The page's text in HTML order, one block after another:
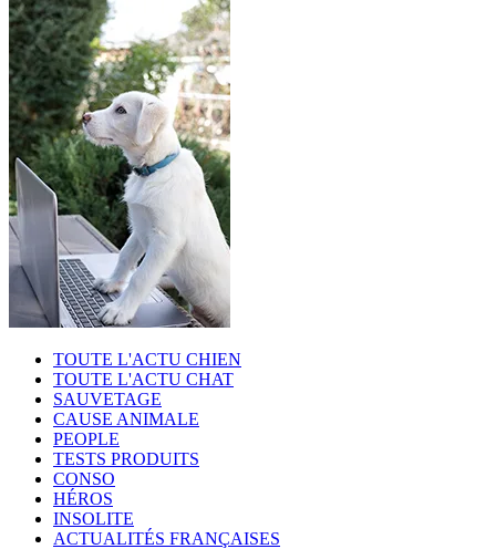
TOUTE L'ACTU CHIEN
TOUTE L'ACTU CHAT
SAUVETAGE
CAUSE ANIMALE
PEOPLE
TESTS PRODUITS
CONSO
HÉROS
INSOLITE
ACTUALITÉS FRANÇAISES